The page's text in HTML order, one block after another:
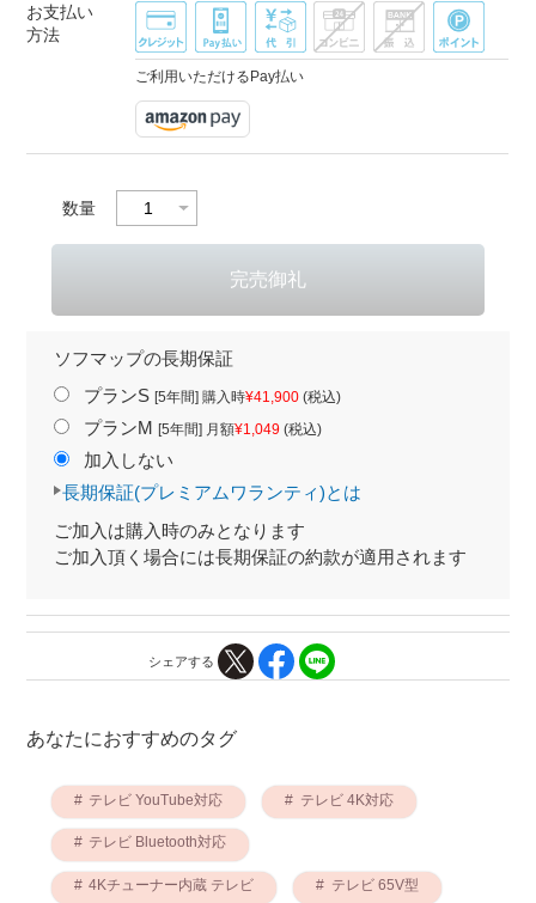
お支払い
方法
ご利用いただけるPay払い
数量
ソフマップの長期保証
プランS [5年間] 購入時¥41,900(税込)
プランM [5年間] 月額¥1,049(税込)
加入しない
長期保証(プレミアムワランティ)とは
ご加入は購入時のみとなります
ご加入頂く場合には長期保証の約款が適用されます
シェアする
あなたにおすすめのタグ
テレビ YouTube対応 テレビ 4K対応
テレビ Bluetooth対応
4Kチューナー内蔵 テレビ テレビ 65V型